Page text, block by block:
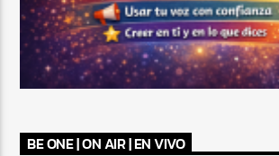
BE ONE | ON AIR | EN VIVO